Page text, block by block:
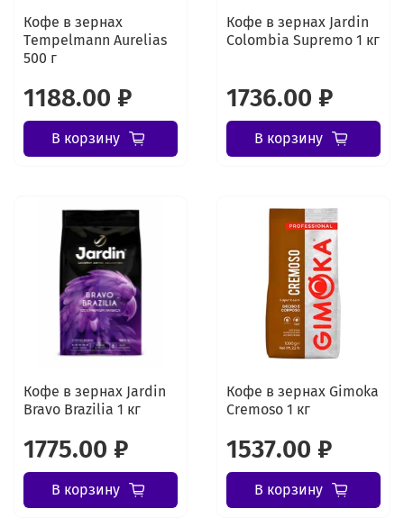
Кофе в зернах
Tеmpelmann Aurelias
500 г
1188.00 ₽
В корзину
Кофе в зернах Jardin
Colombia Supremo 1 кг
1736.00 ₽
В корзину
Кофе в зернах Jardin
Bravo Brazilia 1 кг
1775.00 ₽
В корзину
Кофе в зернах Gimoka
Cremoso 1 кг
1537.00 ₽
В корзину